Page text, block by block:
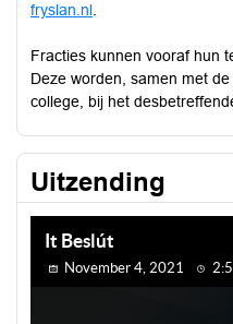
fryslan.nl
Fracties kunnen vooraf hun
Deze worden, samen met
college, bij het
Uitzending